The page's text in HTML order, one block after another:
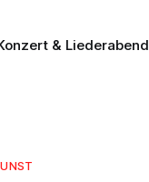
& Liederabend